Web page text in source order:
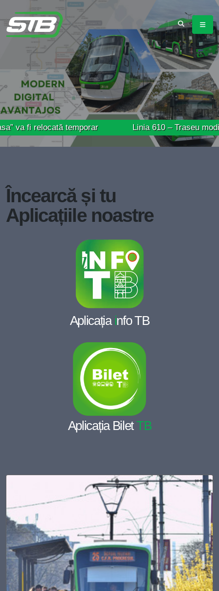
temporar Linia 610 – Traseu modificat
Încearcă și tu
Aplicațiile noastre
Aplicația info TB
Aplicația BiletTB